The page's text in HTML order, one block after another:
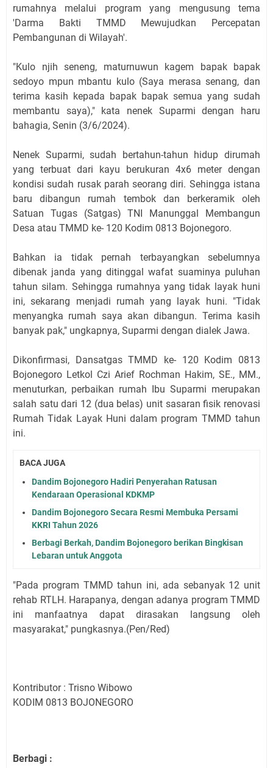
rumahnya melalui program yang mengusung tema
'Darma Bakti TMMD Mewujudkan Percepatan
Pembangunan di Wilayah'.
"Kulo njih seneng, maturnuwun kagem bapak bapak
sedoyo mpun mbantu kulo (Saya merasa senang, dan
terima kasih kepada bapak bapak semua yang sudah
membantu saya)," kata nenek Suparmi dengan haru
bahagia, Senin (3/6/2024).
Nenek Suparmi, sudah bertahun-tahun hidup dirumah
yang terbuat dari kayu berukuran 4x6 meter dengan
kondisi sudah rusak parah seorang diri. Sehingga istana
baru dibangun rumah tembok dan berkeramik oleh
Satuan Tugas (Satgas) TNI Manunggal Membangun
Desa atau TMMD ke- 120 Kodim 0813 Bojonegoro.
Bahkan ia tidak pernah terbayangkan sebelumnya
dibenak janda yang ditinggal wafat suaminya puluhan
tahun silam. Sehingga rumahnya yang tidak layak huni
ini, sekarang menjadi rumah yang layak huni. "Tidak
menyangka rumah saya akan dibangun. Terima kasih
banyak pak," ungkapnya, Suparmi dengan dialek Jawa.
Dikonfirmasi, Dansatgas TMMD ke- 120 Kodim 0813
Bojonegoro Letkol Czi Arief Rochman Hakim, SE., MM.,
menuturkan, perbaikan rumah Ibu Suparmi merupakan
salah satu dari 12 (dua belas) unit sasaran fisik renovasi
Rumah Tidak Layak Huni dalam program TMMD tahun
ini.
BACA JUGA
Dandim Bojonegoro Hadiri Penyerahan Ratusan
Kendaraan Operasional KDKMP
Dandim Bojonegoro Secara Resmi Membuka Persami
KKRI Tahun 2026
Berbagi Berkah, Dandim Bojonegoro berikan Bingkisan
Lebaran untuk Anggota
"Pada program TMMD tahun ini, ada sebanyak 12 unit
rehab RTLH. Harapanya, dengan adanya program TMMD
ini manfaatnya dapat dirasakan langsung oleh
masyarakat," pungkasnya.(Pen/Red)
Kontributor : Trisno Wibowo
KODIM 0813 BOJONEGORO
Berbagi :